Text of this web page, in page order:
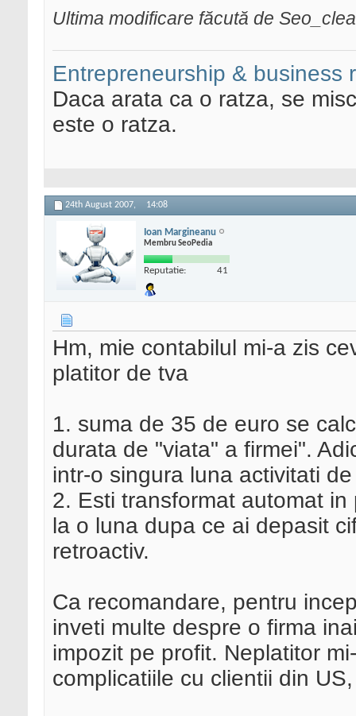
Ultima modificare făcută de
Entrepreneurship & business
Daca arata ca o ratza, se
este o ratza.
24th August 2007, 14:08
Ioan Margineanu
Membru SeoPedia
Reputatie: 41
Hm, mie contabilul mi-a zis
platitor de tva
1. suma de 35 de euro se
durata de "viata" a firmei".
intr-o singura luna activitati
2. Esti transformat automat
la o luna dupa ce ai depasit
retroactiv.
Ca recomandare, pentru
inveti multe despre o firma
impozit pe profit. Neplatitor
complicatiile cu clientii din